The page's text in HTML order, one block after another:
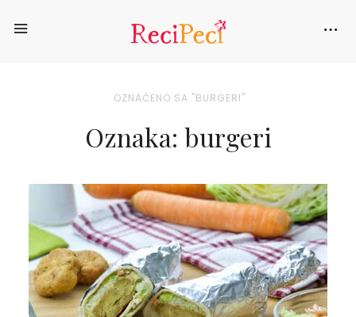
OZNAČENO SA "BURGERI"
Oznaka: burgeri